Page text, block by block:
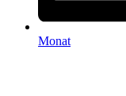
Monat